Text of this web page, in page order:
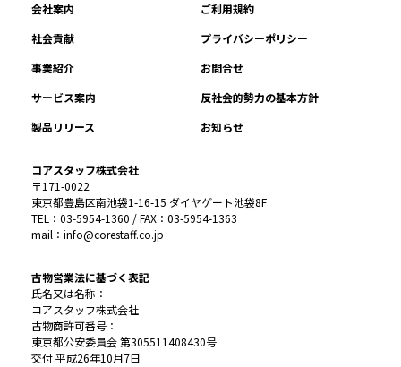
会社案内
ご利用規約
社会貢献
プライバシーポリシー
事業紹介
お問合せ
サービス案内
反社会的勢力の基本方針
製品リリース
お知らせ
コアスタッフ株式会社
〒171-0022
東京都豊島区南池袋1-16-15 ダイヤゲート池袋8F
TEL：03-5954-1360 / FAX：03-5954-1363
mail：info@corestaff.co.jp
古物営業法に基づく表記
氏名又は名称：
コアスタッフ株式会社
古物商許可番号：
東京都公安委員会 第305511408430号
交付 平成26年10月7日